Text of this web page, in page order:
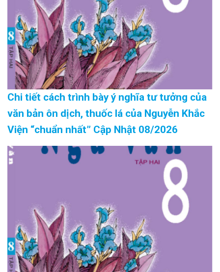
Chi tiết cách trình bày ý nghĩa tư tưởng của
văn bản ôn dịch, thuốc lá của Nguyễn Khắc
Viện “chuẩn nhất” Cập Nhật 08/2026